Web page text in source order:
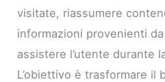
visitate, riassumere
informazioni provenienti
assistere l’utente durante
L’obiettivo è trasformare il